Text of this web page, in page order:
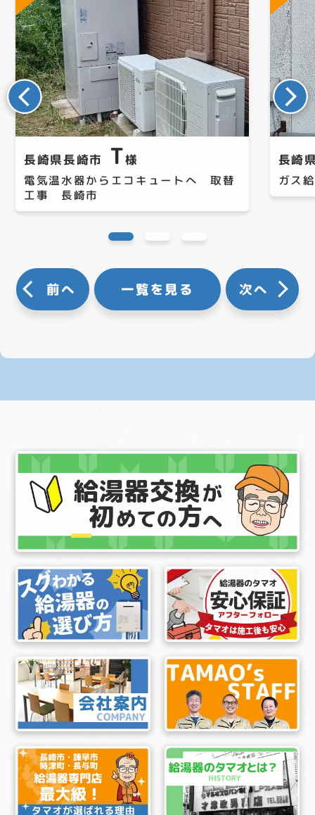
長崎県長崎市 T様
電気温水器からエコキュートへ 取替
工事 長崎市
長崎
ガス
前へ 一覧を見る 次へ